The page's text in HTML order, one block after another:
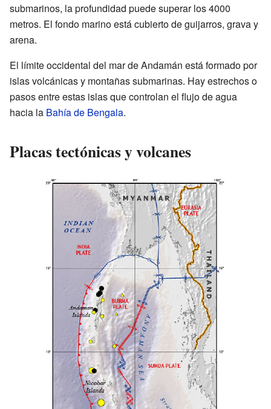
submarinos, la profundidad puede superar los 4000
metros. El fondo marino está cubierto de guijarros, grava y
arena.
El límite occidental del mar de Andamán está formado por
islas volcánicas y montañas submarinas. Hay estrechos o
pasos entre estas islas que controlan el flujo de agua
hacia la Bahía de Bengala.
Placas tectónicas y volcanes